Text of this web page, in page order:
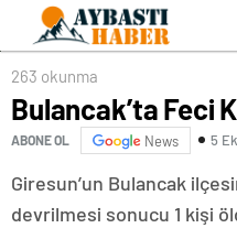
263 okunma
Bulancak’ta Feci
ABONE OL News 5
Giresun’un Bulancak
devrilmesi sonucu 1 kişi